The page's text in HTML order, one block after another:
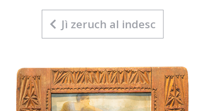
Jì zeruch al indesc